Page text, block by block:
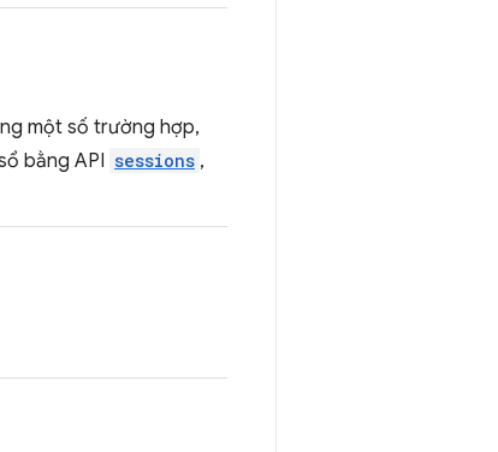
một số trường hợp,
bằng API sessions ,